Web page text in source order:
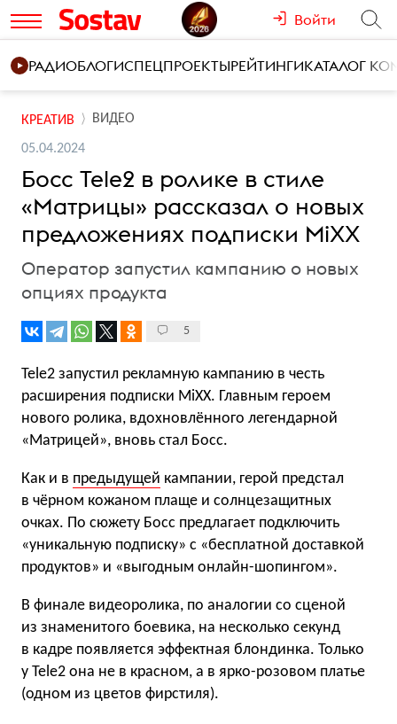
Войти
РАДИОБЛОГИСПЕЦПРОЕКТЫРЕЙТИНГИКАТАЛОГ
КРЕАТИВ ВИДЕО
05.04.2024
Босс Tele2 в ролике в стиле
«Матрицы» рассказал о новых
предложениях подписки MiXX
Оператор запустил кампанию о новых
опциях продукта
5
Tele2 запустил рекламную кампанию в честь
расширения подписки MiXX. Главным героем
нового ролика, вдохновлённого легендарной
«Матрицей», вновь стал Босс.
Как и в предыдущей кампании, герой предстал
в чёрном кожаном плаще и солнцезащитных
очках. По сюжету Босс предлагает подключить
«уникальную подписку» с «бесплатной доставкой
продуктов» и «выгодным онлайн-шопингом».
В финале видеоролика, по аналогии со сценой
из знаменитого боевика, на несколько секунд
в кадре появляется эффектная блондинка. Только
у Tele2 она не в красном, а в ярко-розовом платье
(одном из цветов фирстиля).